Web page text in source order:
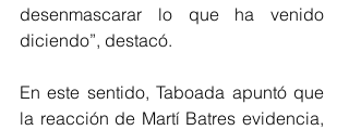
desenmascarar lo que ha venido
diciendo”, destacó.
En este sentido, Taboada apuntó que
la reacción de Martí Batres evidencia,